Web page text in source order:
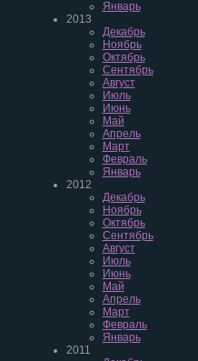
Январь
2013
Декабрь
Ноябрь
Октябрь
Сентябрь
Август
Июль
Июнь
Май
Апрель
Март
Февраль
Январь
2012
Декабрь
Ноябрь
Октябрь
Сентябрь
Август
Июль
Июнь
Май
Апрель
Март
Февраль
Январь
2011